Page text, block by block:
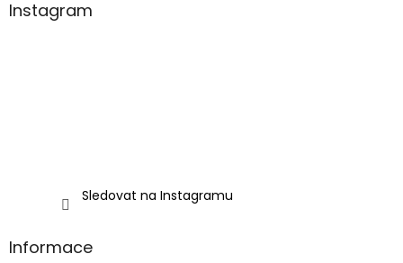
aInstagram
Sledovat na Instagramu
Informace